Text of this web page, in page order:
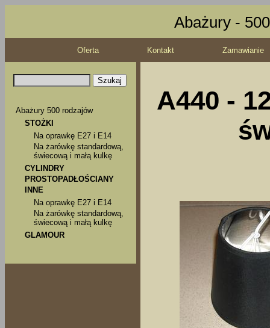
Abażury -
Oferta Kontakt Zamawianie
Abażury 500 rodzajów
STOŻKI
Na oprawkę E27 i E14
Na żarówkę standardową,
świecową i małą kulkę
CYLINDRY
PROSTOPADŁOŚCIANY
INNE
Na oprawkę E27 i E14
Na żarówkę standardową,
świecową i małą kulkę
GLAMOUR
A440 -